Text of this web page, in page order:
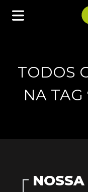
TODOS
NA TAG